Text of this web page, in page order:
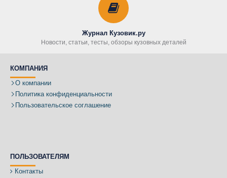
Журнал Кузовик.ру
Новости, статьи, тесты, обзоры кузовных деталей
КОМПАНИЯ
О компании
Политика конфиденциальности
Пользовательское соглашение
ПОЛЬЗОВАТЕЛЯМ
Контакты